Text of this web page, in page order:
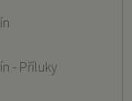
- Příluky